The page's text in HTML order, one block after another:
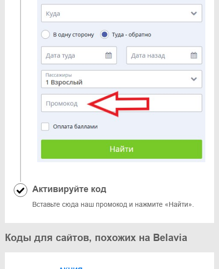
Активируйте код
Вставьте сюда наш промокод и нажмите «Найти».
Коды для сайтов, похожих на Belavia